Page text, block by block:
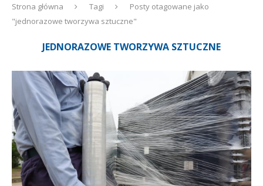
Strona główna Tagi
Posty otagowane jako
"jednorazowe tworzywa sztuczne"
JEDNORAZOWE TWORZYWA SZTUCZNE